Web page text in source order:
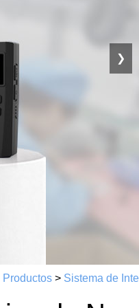
❯
Productos > Sistema de